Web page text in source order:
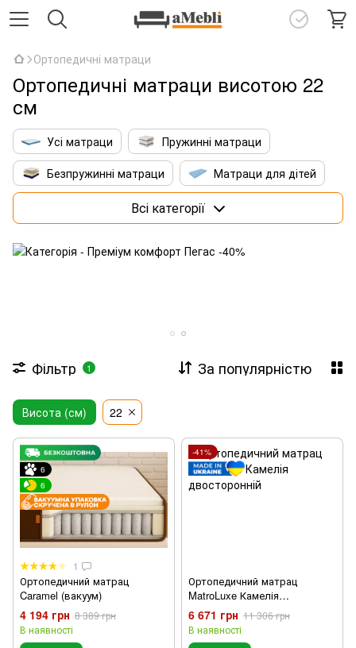
Ортопедичні матраци
Ортопедичні матраци висотою 22
см
Усі матраци
Пружинні матраци
Безпружинні матраци
Матраци для дітей
Матраци 160х200 см
Преміум матраци
Всі категорії
Фільтр 1 За популярністю
Висота (см) 22
6
6
1
Ортопедичний матрац
Caramel (вакуум)
4 194 грн 8 389 грн
В наявності
-41%
Ортопедичний матрац
MatroLuxe Камелія
двосторонній
6 671 грн 11 306 грн
В наявності